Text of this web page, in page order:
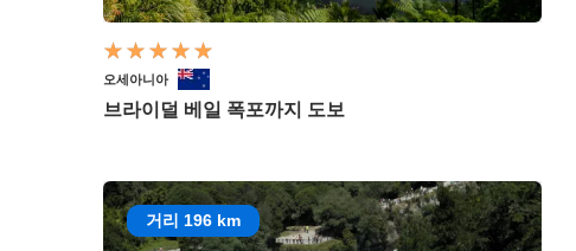
오세아니아
브라이덜 베일 폭포까지 도보
거리 196 km